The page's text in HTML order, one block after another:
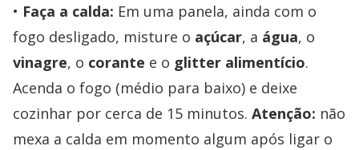
Faça a calda: Em uma panela, ainda com o
fogo desligado, misture o açúcar, a água, o
vinagre, o corante e o glitter alimentício.
Acenda o fogo (médio para baixo) e deixe
cozinhar por cerca de 15 minutos. Atenção: não
mexa a calda em momento algum após ligar o